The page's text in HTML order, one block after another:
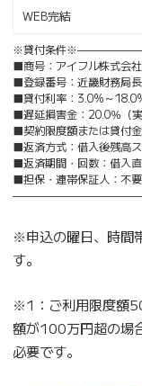
WEB完結
※貸付条件
■商号：アイフル株式会社
■登録番号：近畿財務局
■貸付利率：3.0%～
■遅延損害金：20.0％（実
■契約限度額または貸付
■返済方式：借入後残高
■返済期間・回数：借入
■担保・連帯保証人：不要
※申込の曜日、時間
す。
※1：ご利用限度額
額が100万円超の場
必要です。